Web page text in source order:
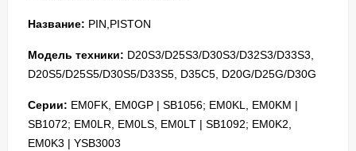
Название: PIN,PISTON
Модель техники: D20S3/D25S3/D30S3/D32S3/D33S3,
D20S5/D25S5/D30S5/D33S5, D35C5, D20G/D25G/D30G
Серии: EM0FK, EM0GP | SB1056; EM0KL, EM0KM |
SB1072; EM0LR, EM0LS, EM0LT | SB1092; EM0K2,
EM0K3 | YSB3003